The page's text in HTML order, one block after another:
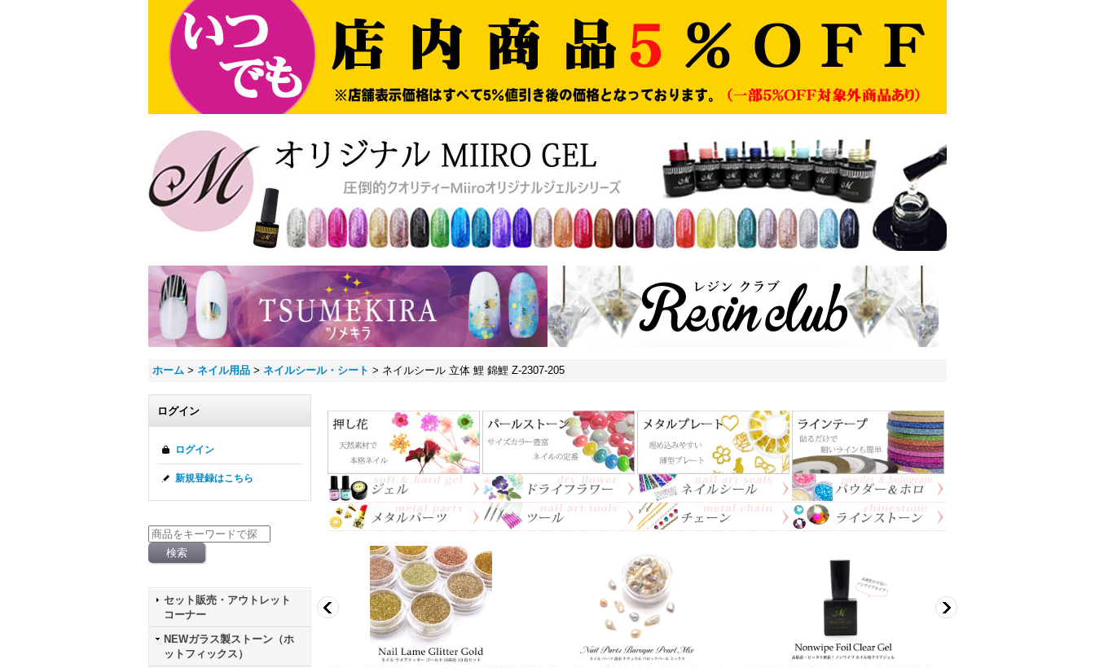
ホーム > ネイル用品 > ネイルシール・シート > ネイルシール 立体 鯉 錦鯉 Z-2307-205
ログイン
ログイン
新規登録はこちら
セット販売・アウトレット
コーナー
NEWガラス製ストーン（ホ
ットフィックス）